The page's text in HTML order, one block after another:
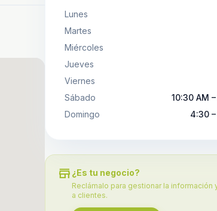
Lunes
Martes
Miércoles
Jueves
Viernes
Sábado
10:30 AM
Domingo
4:30
store ¿Es tu negocio?
Reclámalo para gestionar la información
a clientes.